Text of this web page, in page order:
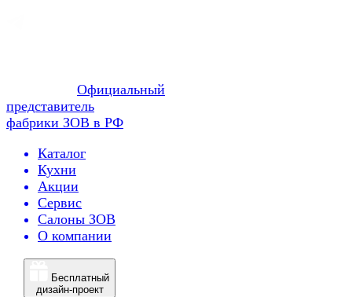
Официальный
представитель
фабрики ЗОВ в РФ
Каталог
Кухни
Акции
Сервис
Салоны ЗОВ
О компании
Бесплатный
дизайн-проект